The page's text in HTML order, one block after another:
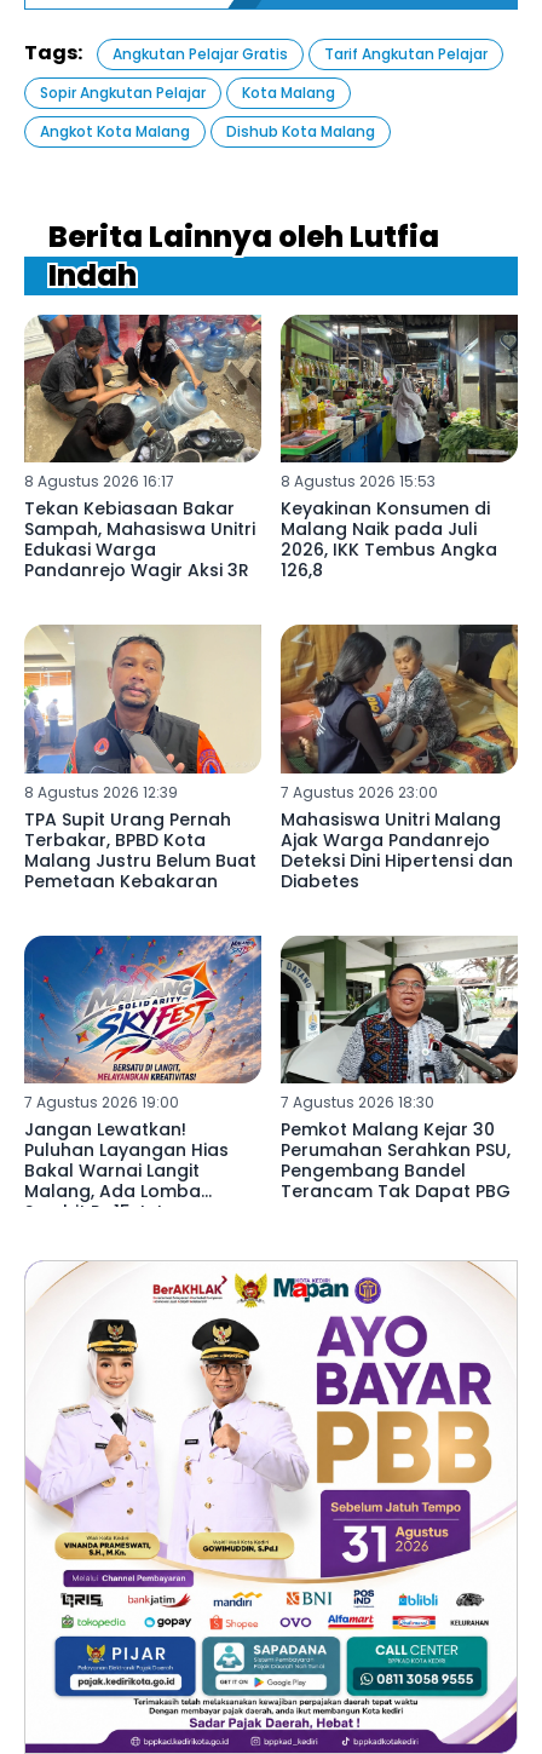
Tags: Angkutan Pelajar Gratis
Tarif Angkutan Pelajar
Sopir Angkutan Pelajar
Kota Malang
Angkot Kota Malang
Dishub Kota Malang
Berita Lainnya oleh Lutfia
Indah
8 Agustus 2026 16:17
Tekan Kebiasaan Bakar
Sampah, Mahasiswa Unitri
Edukasi Warga
Pandanrejo Wagir Aksi 3R
8 Agustus 2026 15:53
Keyakinan Konsumen di
Malang Naik pada Juli
2026, IKK Tembus Angka
126,8
8 Agustus 2026 12:39
TPA Supit Urang Pernah
Terbakar, BPBD Kota
Malang Justru Belum Buat
Pemetaan Kebakaran
7 Agustus 2026 23:00
Mahasiswa Unitri Malang
Ajak Warga Pandanrejo
Deteksi Dini Hipertensi dan
Diabetes
7 Agustus 2026 19:00
Jangan Lewatkan!
Puluhan Layangan Hias
Bakal Warnai Langit
Malang, Ada Lomba
Sambit Rp15 Juta
7 Agustus 2026 18:30
Pemkot Malang Kejar 30
Perumahan Serahkan PSU,
Pengembang Bandel
Terancam Tak Dapat PBG